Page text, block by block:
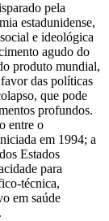
pela
estadunidense,
e ideológica
agudo do
produto mundial,
das políticas
que pode
profundos.
entre o
em 1994; a
Estados
para
técnica,
em saúde